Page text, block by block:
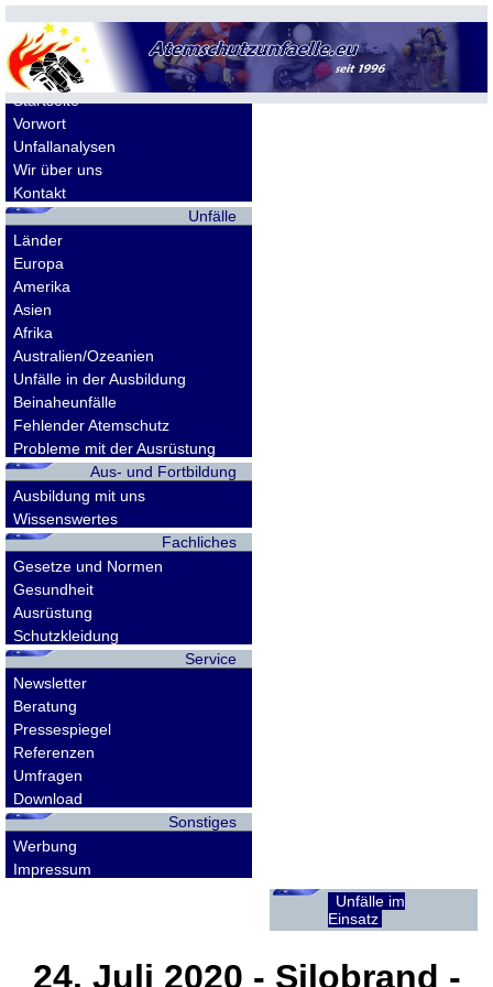
Allgemeines
Startseite
Vorwort
Unfallanalysen
Wir über uns
Kontakt
Unfälle
Länder
Europa
Amerika
Asien
Afrika
Australien/Ozeanien
Unfälle in der Ausbildung
Beinaheunfälle
Fehlender Atemschutz
Probleme mit der Ausrüstung
Aus- und Fortbildung
Ausbildung mit uns
Wissenswertes
Fachliches
Gesetze und Normen
Gesundheit
Ausrüstung
Schutzkleidung
Service
Newsletter
Beratung
Pressespiegel
Referenzen
Umfragen
Download
Sonstiges
Werbung
Impressum
Unfälle im
Einsatz
24. Juli 2020 - Silobrand -